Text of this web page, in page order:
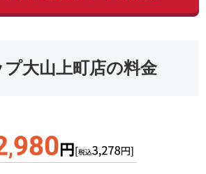
大山上町店の料金